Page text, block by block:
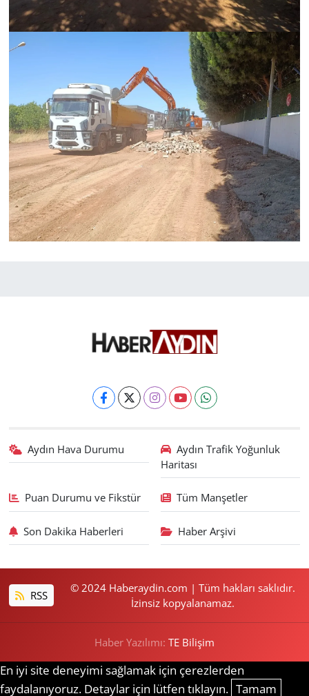
Aydın Hava Durumu
Aydın Trafik Yoğunluk
Haritası
Puan Durumu ve Fikstür Tüm Manşetler
Son Dakika Haberleri Haber Arşivi
RSS
© 2024 Haberaydin.com | Tüm hakları saklıdır.
İzinsiz kopyalanamaz.
Haber Yazılımı: TE Bilişim
En iyi site deneyimi sağlamak için çerezlerden
faydalanıyoruz. Detaylar için lütfen tıklayın. Tamam